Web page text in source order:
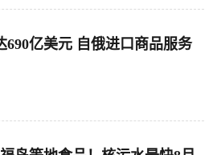
690亿美元 自俄进口商品服务